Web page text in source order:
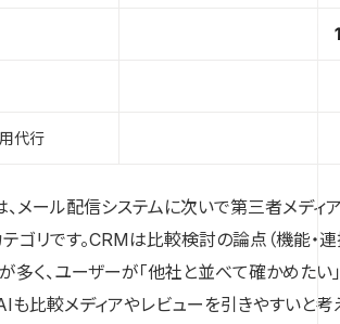
代行
メール配信システムに次いで第三者メディ
ゴリです。CRMは比較検討の論点（機能・連
が多く、ユーザーが「他社と並べて確かめたい
も比較メディアやレビューを引きやすいと考